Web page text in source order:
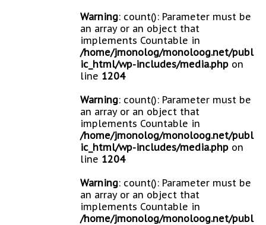
Warning: count(): Parameter must be
an array or an object that
implements Countable in
/home/jmonolog/monoloog.net/publ
ic_html/wp-includes/media.php on
line 1204
Warning: count(): Parameter must be
an array or an object that
implements Countable in
/home/jmonolog/monoloog.net/publ
ic_html/wp-includes/media.php on
line 1204
Warning: count(): Parameter must be
an array or an object that
implements Countable in
/home/jmonolog/monoloog.net/publ